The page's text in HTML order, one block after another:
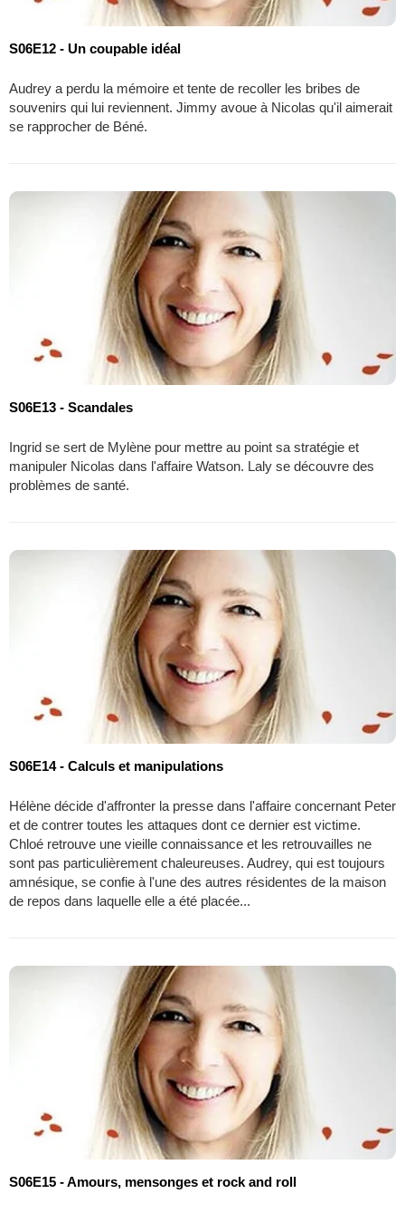
S06E12 - Un coupable idéal
Audrey a perdu la mémoire et tente de recoller les bribes de
souvenirs qui lui reviennent. Jimmy avoue à Nicolas qu'il aimerait
se rapprocher de Béné.
S06E13 - Scandales
Ingrid se sert de Mylène pour mettre au point sa stratégie et
manipuler Nicolas dans l'affaire Watson. Laly se découvre des
problèmes de santé.
S06E14 - Calculs et manipulations
Hélène décide d'affronter la presse dans l'affaire concernant Peter
et de contrer toutes les attaques dont ce dernier est victime.
Chloé retrouve une vieille connaissance et les retrouvailles ne
sont pas particulièrement chaleureuses. Audrey, qui est toujours
amnésique, se confie à l'une des autres résidentes de la maison
de repos dans laquelle elle a été placée...
S06E15 - Amours, mensonges et rock and roll